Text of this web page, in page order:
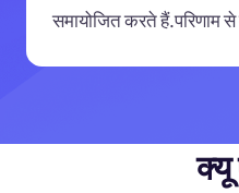
समायोजित करते हैं.परिणाम
क्यू